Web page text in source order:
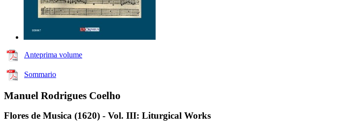
Anteprima volume
Sommario
Manuel Rodrigues Coelho
Flores de Musica (1620) - Vol. III: Liturgical Works